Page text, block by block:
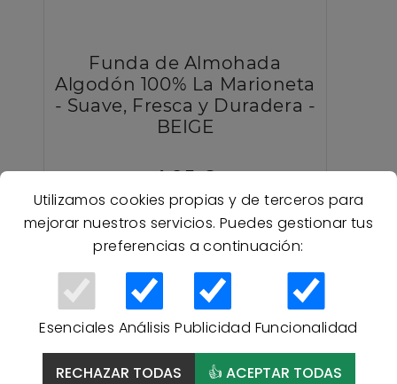
Utilizamos cookies propias y de terceros para
mejorar nuestros servicios. Puedes gestionar tus
preferencias a continuación:
Esenciales Análisis Publicidad Funcionalidad
RECHAZAR TODAS
👍 ACEPTAR TODAS
Funda de Almohada
Algodón 100% La Marioneta
- Suave, Fresca y Duradera -
BEIGE
4,95 €